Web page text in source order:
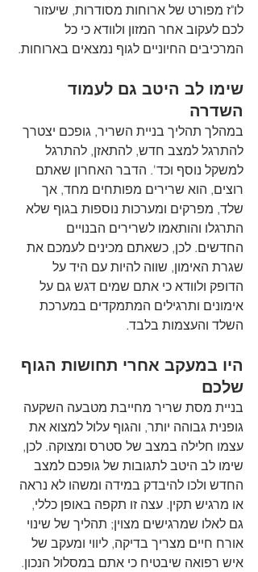
לו"ז מפורט של ארוחות מסודרות, שיעזור
לכם לעקוב אחר המזון ולוודא כי כל
המרכיבים החיוניים לגוף נמצאים בארוחות.
שימו לב היטב גם לעמוד
השדרה
במהלך תהליך בניית השריר, גופכם יצטרך
להתרגל למצב חדש, להתאזן, להתרגל
למשקל נוסף וכד'. הדבר האחרון שאתם
רוצים, הוא שרירים מפותחים מחד, אך
שלד, מפרקים ומערכות נוספות בגוף שלא
התרגלו והותאמו לשרירים הבנויים
החדשים. לכן, כשאתם מכינים לעמכם את
שגרת האימון, שווה להיות עם היד על
הדופק ולוודא כי אתם שמים דגש גם על
אימונים ותרגילים המתמקדים במערכת
השלד והעצמות בלבד.
היו במעקב אחרי תחושות הגוף
שלכם
בניית מסת שריר מחייבת מטבעה השקעה
גופנית גבוהה יותר, והגוף עלול למצוא את
עצמו חלילה במצב של סטרס ומצוקה. לכן,
שימו לב היטב לתגובות של גופכם למצב
החדש ולכו להיבדק במידה ומשהו לא נראה
או מרגיש תקין. עצה זו תקפה באופן כללי,
גם לאלו שמרגישים מצוין; תהליך של שינוי
אורח חיים מצריך בדיקה, ליווי ומעקב של
איש רפואה שיבטיח כי אתם במסלול הנכון.